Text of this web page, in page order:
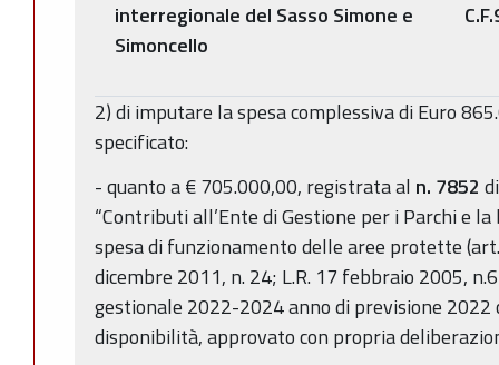
interregionale del Sasso Simone e
Simoncello
2) di imputare la spesa complessiva di Euro
specificato:
- quanto a € 705.000,00, registrata al n. 7852
“Contributi all’Ente di Gestione per i Parchi e
spesa di funzionamento delle aree protette
dicembre 2011, n. 24; L.R. 17 febbraio 2005,
gestionale 2022-2024 anno di previsione 2022
disponibilità, approvato con propria